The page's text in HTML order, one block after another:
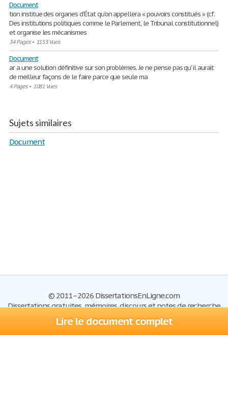
Lire le document complet
Document
tion institue des organes d'État qu'on appellera « pouvoirs constitués » (cf.
Des institutions politiques comme le Parlement, le Tribunal constitutionnel)
et organise les mécanismes
34 Pages• 1153 Vues
Document
ar a une solution définitive sur son problèmes. Je ne pense pas qu’ il aurait
de meilleur façons de le faire parce que seule ma
4 Pages• 1081 Vues
Sujets similaires
Document
© 2011–2026 DissertationsEnLigne.com
Dissertations gratuites, mémoires, discours et notes de recherche